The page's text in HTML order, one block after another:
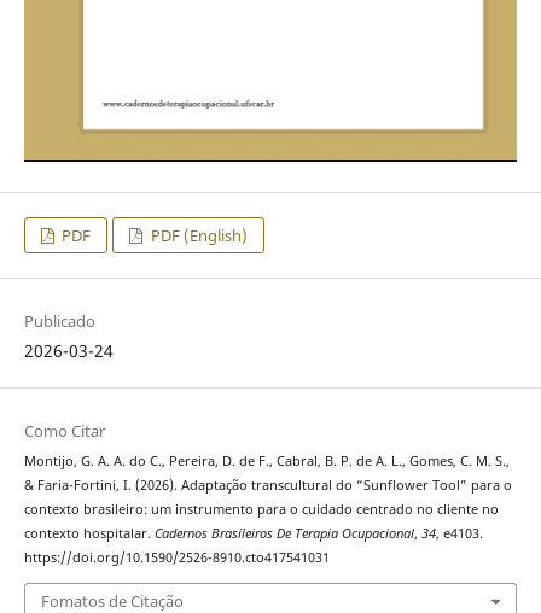
PDF PDF (English)
Publicado
2026-03-24
Como Citar
Montijo, G. A. A. do C., Pereira, D. de F., Cabral, B. P. de A. L., Gomes, C. M. S.,
& Faria-Fortini, I. (2026). Adaptação transcultural do “Sunflower Tool” para o
contexto brasileiro: um instrumento para o cuidado centrado no cliente no
contexto hospitalar. Cadernos Brasileiros De Terapia Ocupacional, 34, e4103.
https://doi.org/10.1590/2526-8910.cto417541031
Fomatos de Citação